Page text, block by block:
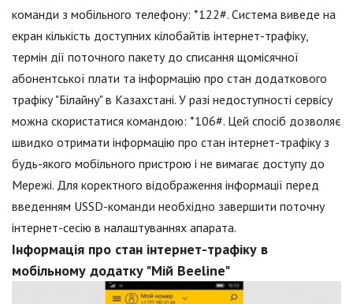
команди з мобільного телефону: *122#. Система виведе на
екран кількість доступних кілобайтів інтернет-трафіку,
термін дії поточного пакету до списання щомісячної
абонентської плати та інформацію про стан додаткового
трафіку "Білайну" в Казахстані. У разі недоступності сервісу
можна скористатися командою: *106#. Цей спосіб дозволяє
швидко отримати інформацію про стан інтернет-трафіку з
будь-якого мобільного пристрою і не вимагає доступу до
Мережі. Для коректного відображення інформації перед
введенням USSD-команди необхідно завершити поточну
інтернет-сесію в налаштуваннях апарата.
Інформація про стан інтернет-трафіку в
мобільному додатку "Мій Beeline"